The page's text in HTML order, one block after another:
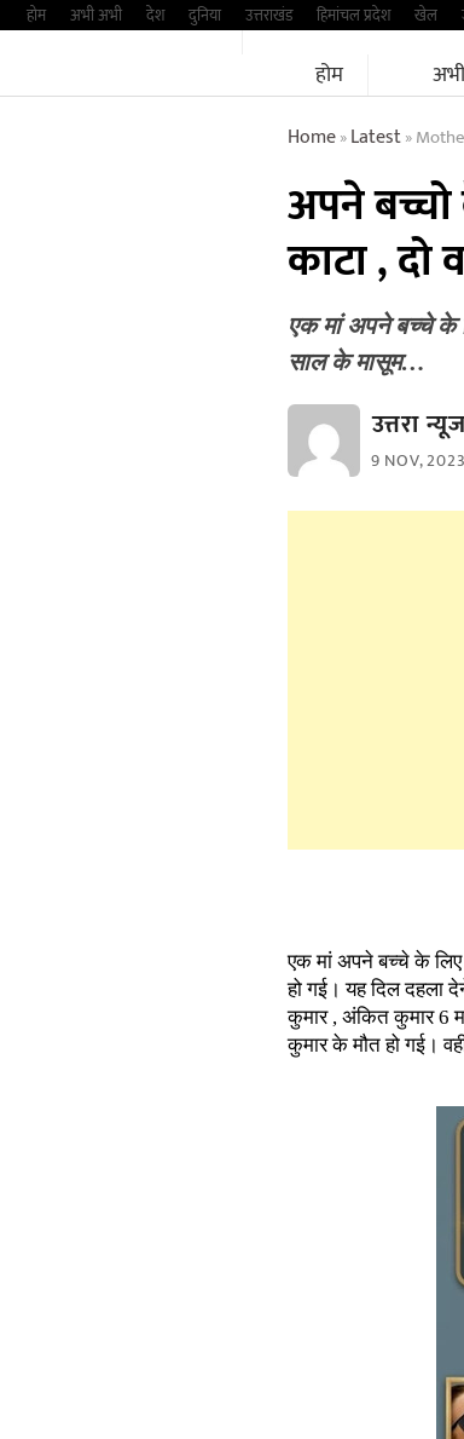
Skipहोम अभी अभी देश दुनिया उत्तराखंड हिमांचल प्रदेश खेल
होम
Home»Latest»
अपने
काटा , दो
एक मां अपने बच्चे के
साल के मासूम…
उत्तरा
9 NOV, 2023
एक मां अपने बच्चे के लिए
हो गई। यह दिल दहला
कुमार , अंकित कुमार 6
कुमार के मौत हो गई।